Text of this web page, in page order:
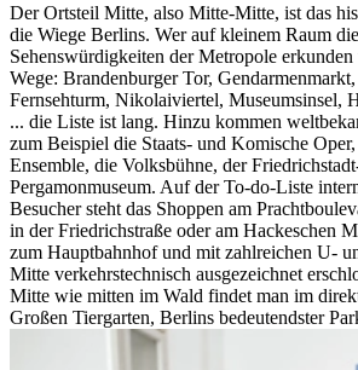
Der Ortsteil Mitte, also Mitte-Mitte, ist das
die Wiege Berlins. Wer auf kleinem Raum
Sehenswürdigkeiten der Metropole
Wege: Brandenburger Tor,
Fernsehturm, Nikolaiviertel, Museumsinsel,
... die Liste ist lang. Hinzu kommen
zum Beispiel die Staats- und Komische
Ensemble, die Volksbühne, der
Pergamonmuseum. Auf der To-do-Liste
Besucher steht das Shoppen am
in der Friedrichstraße oder am Hackeschen
zum Hauptbahnhof und mit zahlreichen U-
Mitte verkehrstechnisch ausgezeichnet
Mitte wie mitten im Wald findet man im
Großen Tiergarten, Berlins bedeutendster